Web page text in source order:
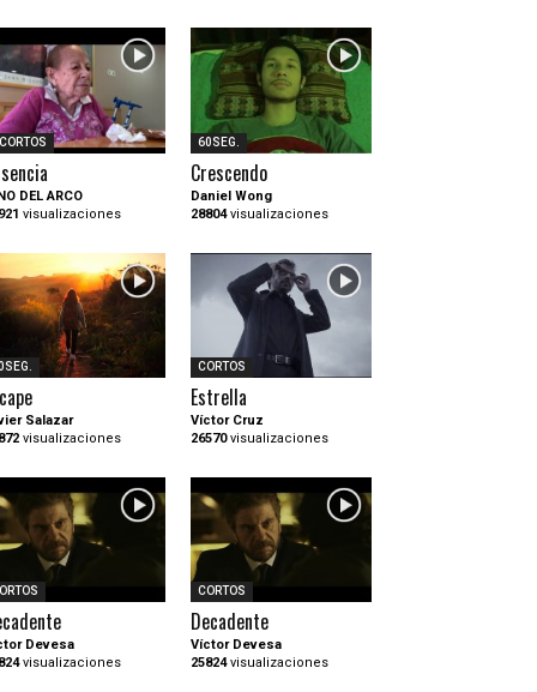
DEL ARCO
visualizaciones
60SEG.
Crescendo
Daniel Wong
28804visualizaciones
Salazar
visualizaciones
CORTOS
Estrella
Víctor Cruz
26570visualizaciones
Devesa
visualizaciones
CORTOS
Decadente
Víctor Devesa
25824visualizaciones